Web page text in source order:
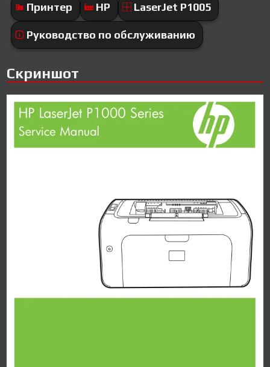
Принтер
HP LaserJet P1005
Руководство по обслуживанию
Скриншот